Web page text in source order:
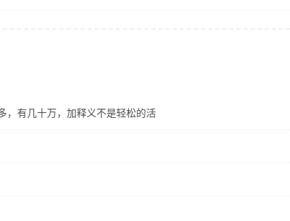
，有几十万，加释义不是轻松的活